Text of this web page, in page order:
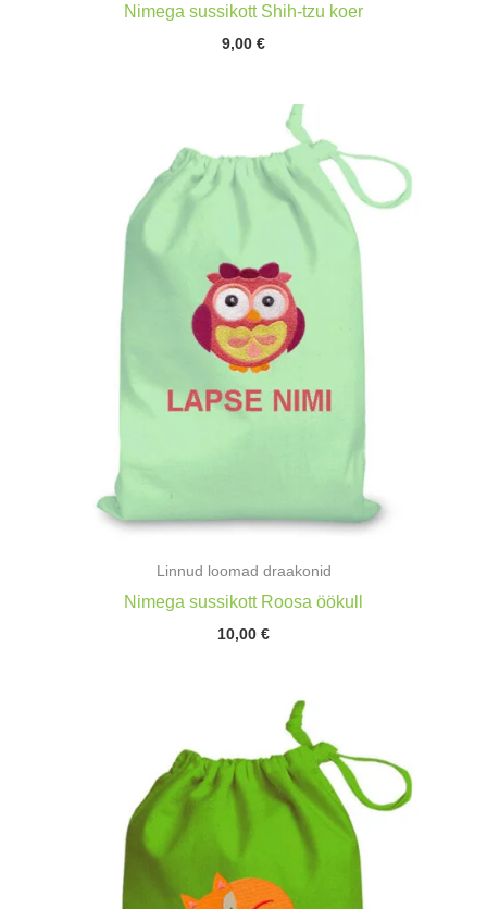
Nimega sussikott Shih-tzu koer
9,00 €
Linnud loomad draakonid
Nimega sussikott Roosa öökull
10,00 €